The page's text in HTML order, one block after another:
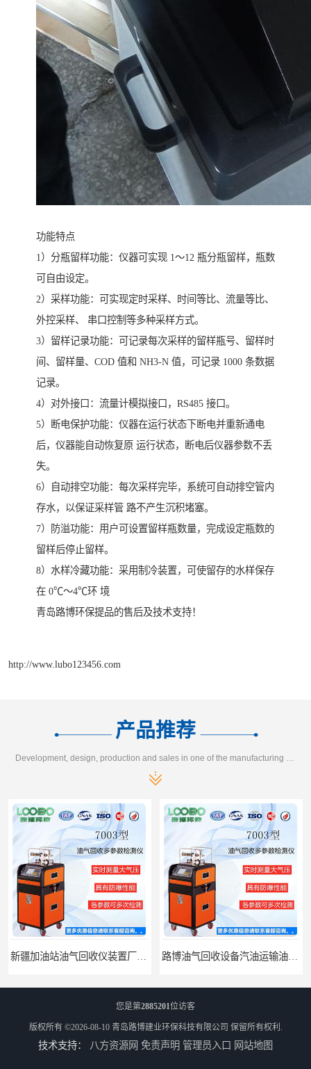
功能特点
1）分瓶留样功能：仪器可实现 1～12 瓶分瓶留样，瓶数
可自由设定。
2）采样功能：可实现定时采样、时间等比、流量等比、
外控采样、 串口控制等多种采样方式。
3）留样记录功能：可记录每次采样的留样瓶号、留样时
间、留样量、COD 值和 NH3-N 值，可记录 1000 条数据
记录。
4）对外接口：流量计模拟接口，RS485 接口。
5）断电保护功能：仪器在运行状态下断电并重新通电
后，仪器能自动恢复原 运行状态，断电后仪器参数不丢
失。
6）自动排空功能：每次采样完毕，系统可自动排空管内
存水，以保证采样管 路不产生沉积堵塞。
7）防溢功能：用户可设置留样瓶数量，完成设定瓶数的
留样后停止留样。
8）水样冷藏功能：采用制冷装置，可使留存的水样保存
在 0℃～4℃环 境
青岛路博环保提品的售后及技术支持！
http://www.lubo123456.com
产品推荐
江西全自动水质采样器批发直销
您是第2885201位访客
版权所有 ©2026-08-10 青岛路博建业环保科技有限公司 保留所有权利.
技术支持： 八方资源网 免责声明 管理员入口 网站地图